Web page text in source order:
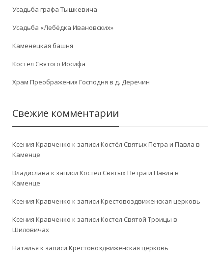
Усадьба графа Тышкевича
Усадьба «Лебёдка Ивановских»
Каменецкая башня
Костел Святого Иосифа
Храм Преображения Господня в д. Деречин
Свежие комментарии
Ксения Кравченко к записи Костёл Святых Петра и Павла в
Каменце
Владислава к записи Костёл Святых Петра и Павла в
Каменце
Ксения Кравченко к записи Крестовоздвиженская церковь
Ксения Кравченко к записи Костел Святой Троицы в
Шиловичах
Наталья к записи Крестовоздвиженская церковь